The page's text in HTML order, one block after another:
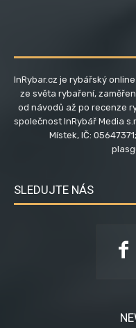
InRybar.cz je rybářský
ze světa rybaření,
od návodů až po recenze
společnost InRybář Media
Místek, IČ:
SLEDUJTE NÁS